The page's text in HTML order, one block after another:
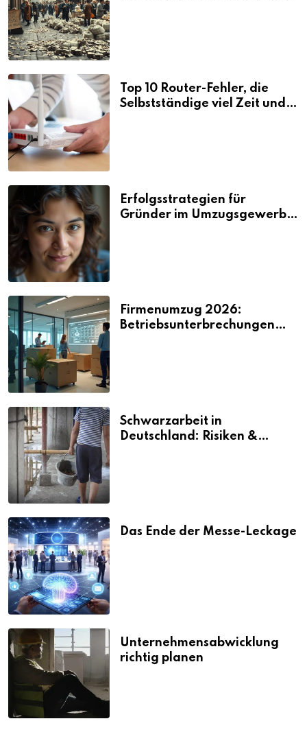
Top 10 Router-Fehler, die
Selbstständige viel Zeit und
Erfolgsstrategien für
Gründer im Umzugsgewerbe
Firmenumzug 2026:
Betriebsunterbrechungen
Schwarzarbeit in
Deutschland: Risiken &
Das Ende der Messe-Leckage
Unternehmensabwicklung
richtig planen